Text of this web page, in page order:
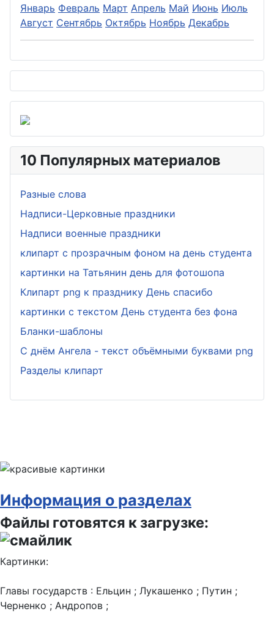
Январь Февраль Март Апрель Май Июнь Июль
Август Сентябрь Октябрь Ноябрь Декабрь
10 Популярных материалов
Разные слова
Надписи-Церковные праздники
Надписи военные праздники
клипарт с прозрачным фоном на день студента
картинки на Татьянин день для фотошопа
Клипарт png к празднику День спасибо
картинки с текстом День студента без фона
Бланки-шаблоны
С днём Ангела - текст объёмными буквами png
Разделы клипарт
Информация о разделах
Файлы готовятся к загрузке:
Картинки:
Главы государств : Ельцин ; Лукашенко ; Путин ;
Черненко ; Андропов ;